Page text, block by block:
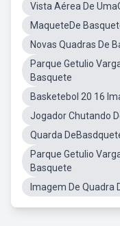
Vista Aérea De
MaqueteDe
Novas Quadras De
Parque Getulio
Basquete
Basketebol 20 16
Jogador Chutando
Quarda
Parque Getulio
Basquete
Imagem De Quadra